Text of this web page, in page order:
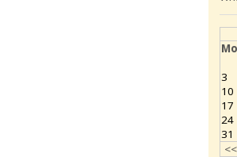
Mo
<<
3
10
17
24
31